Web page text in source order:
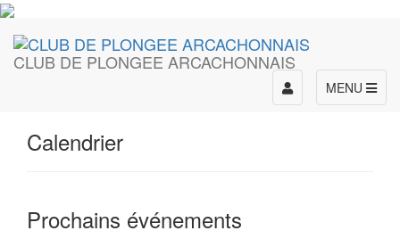
CLUB DE PLONGEE ARCACHONNAIS
MENU
Toggle
navigation
Calendrier
Prochains événements